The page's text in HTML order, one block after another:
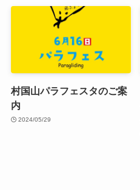
村国山パラフェスタのご案
内
2024/05/29